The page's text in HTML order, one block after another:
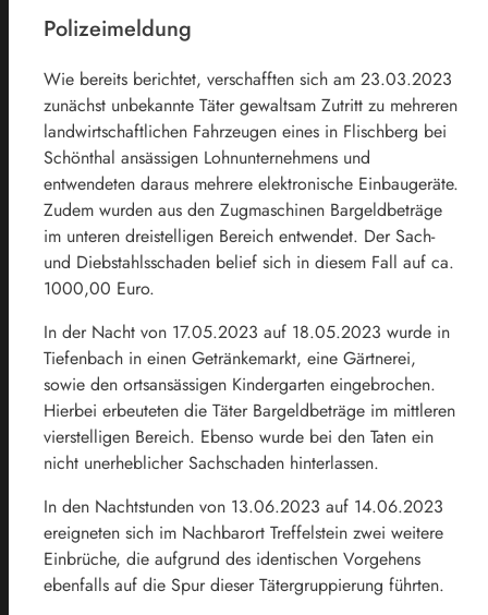
Polizeimeldung
Wie bereits berichtet, verschafften sich am 23.03.2023
zunächst unbekannte Täter gewaltsam Zutritt zu mehreren
landwirtschaftlichen Fahrzeugen eines in Flischberg bei
Schönthal ansässigen Lohnunternehmens und
entwendeten daraus mehrere elektronische Einbaugeräte.
Zudem wurden aus den Zugmaschinen Bargeldbeträge
im unteren dreistelligen Bereich entwendet. Der Sach-
und Diebstahlsschaden belief sich in diesem Fall auf ca.
1000,00 Euro.
In der Nacht von 17.05.2023 auf 18.05.2023 wurde in
Tiefenbach in einen Getränkemarkt, eine Gärtnerei,
sowie den ortsansässigen Kindergarten eingebrochen.
Hierbei erbeuteten die Täter Bargeldbeträge im mittleren
vierstelligen Bereich. Ebenso wurde bei den Taten ein
nicht unerheblicher Sachschaden hinterlassen.
In den Nachtstunden von 13.06.2023 auf 14.06.2023
ereigneten sich im Nachbarort Treffelstein zwei weitere
Einbrüche, die aufgrund des identischen Vorgehens
ebenfalls auf die Spur dieser Tätergruppierung führten.